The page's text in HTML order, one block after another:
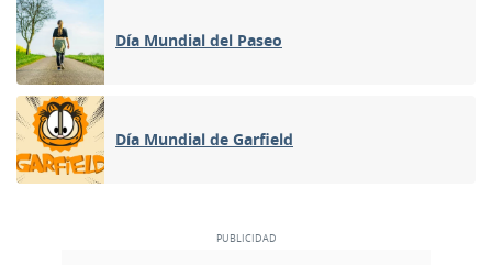
Día Mundial del Paseo
Día Mundial de Garfield